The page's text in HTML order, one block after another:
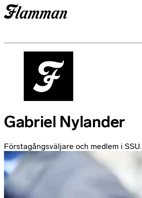
Gabriel Nylander
Förstagångsväljare och medlem i SSU.